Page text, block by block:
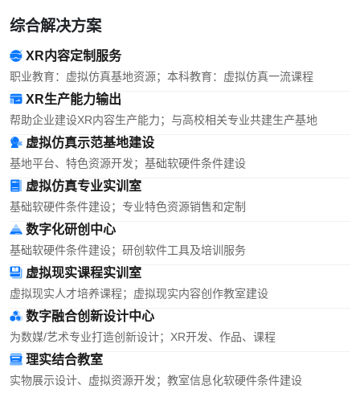
综合解决方案
XR内容定制服务
职业教育：虚拟仿真基地资源；本科教育：虚拟仿真一流课程
XR生产能力输出
帮助企业建设XR内容生产能力；与高校相关专业共建生产基地
虚拟仿真示范基地建设
基地平台、特色资源开发；基础软硬件条件建设
虚拟仿真专业实训室
基础软硬件条件建设；专业特色资源销售和定制
数字化研创中心
基础软硬件条件建设；研创软件工具及培训服务
虚拟现实课程实训室
虚拟现实人才培养课程；虚拟现实内容创作教室建设
数字融合创新设计中心
为数媒/艺术专业打造创新设计；XR开发、作品、课程
理实结合教室
实物展示设计、虚拟资源开发；教室信息化软硬件条件建设